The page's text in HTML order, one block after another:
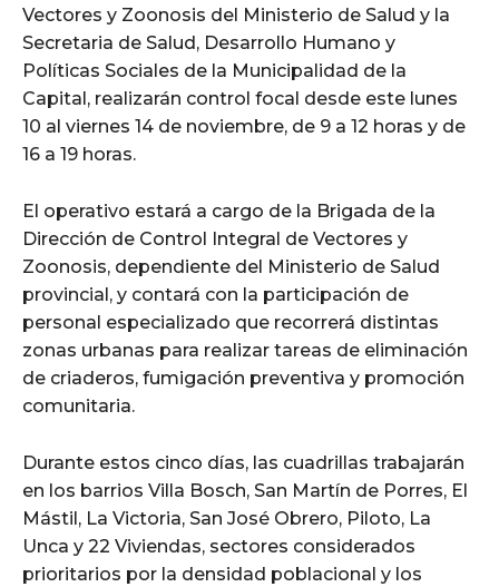
Vectores y Zoonosis del Ministerio de Salud y la
Secretaria de Salud, Desarrollo Humano y
Políticas Sociales de la Municipalidad de la
Capital, realizarán control focal desde este lunes
10 al viernes 14 de noviembre, de 9 a 12 horas y de
16 a 19 horas.
El operativo estará a cargo de la Brigada de la
Dirección de Control Integral de Vectores y
Zoonosis, dependiente del Ministerio de Salud
provincial, y contará con la participación de
personal especializado que recorrerá distintas
zonas urbanas para realizar tareas de eliminación
de criaderos, fumigación preventiva y promoción
comunitaria.
Durante estos cinco días, las cuadrillas trabajarán
en los barrios Villa Bosch, San Martín de Porres, El
Mástil, La Victoria, San José Obrero, Piloto, La
Unca y 22 Viviendas, sectores considerados
prioritarios por la densidad poblacional y los